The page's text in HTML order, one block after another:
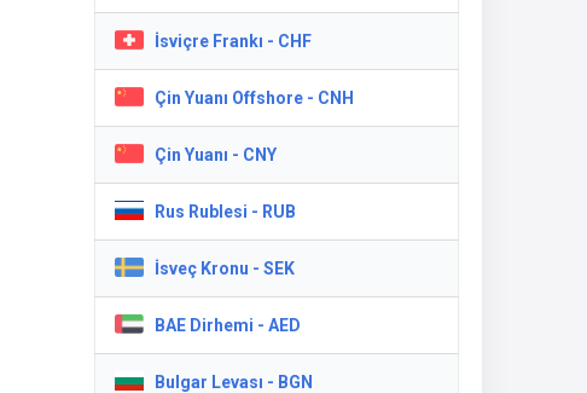
İsviçre Frankı - CHF
Çin Yuanı Offshore - CNH
Çin Yuanı - CNY
Rus Rublesi - RUB
İsveç Kronu - SEK
BAE Dirhemi - AED
Bulgar Levası - BGN